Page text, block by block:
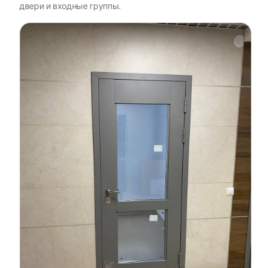
двери и входные группы.